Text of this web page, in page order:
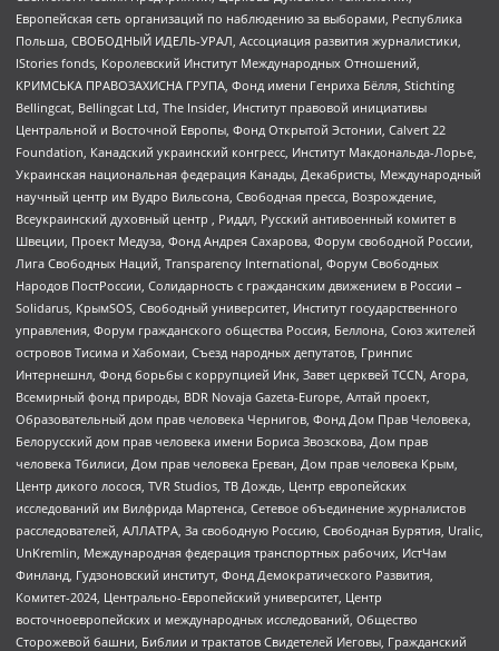
Европейская сеть организаций по наблюдению за выборами, Республика
Польша, СВОБОДНЫЙ ИДЕЛЬ-УРАЛ, Ассоциация развития журналистики,
IStories fonds, Королевский Институт Международных Отношений,
КРИМСЬКА ПРАВОЗАХИСНА ГРУПА, Фонд имени Генриха Бёлля, Stichting
Bellingcat, Bellingcat Ltd, The Insider, Институт правовой инициативы
Центральной и Восточной Европы, Фонд Открытой Эстонии, Calvert 22
Foundation, Канадский украинский конгресс, Институт Макдональда-Лорье,
Украинская национальная федерация Канады, Декабристы, Международный
научный центр им Вудро Вильсона, Свободная пресса, Возрождение,
Всеукраинский духовный центр , Риддл, Русский антивоенный комитет в
Швеции, Проект Медуза, Фонд Андрея Сахарова, Форум свободной России,
Лига Свободных Наций, Transparеncy International, Форум Свободных
Народов ПостРоссии, Солидарность с гражданским движением в России –
Solidarus, КрымSOS, Свободный университет, Институт государственного
управления, Форум гражданского общества Россия, Беллона, Союз жителей
островов Тисима и Хабомаи, Съезд народных депутатов, Гринпис
Интернешнл, Фонд борьбы с коррупцией Инк, Завет церквей TCCN, Агора,
Всемирный фонд природы, BDR Novaja Gazeta-Europe, Алтай проект,
Образовательный дом прав человека Чернигов, Фонд Дом Прав Человека,
Белорусский дом прав человека имени Бориса Звозскова, Дом прав
человека Тбилиси, Дом прав человека Ереван, Дом прав человека Крым,
Центр дикого лосося, TVR Studios, ТВ Дождь, Центр европейских
исследований им Вилфрида Мартенса, Сетевое объединение журналистов
расследователей, АЛЛАТРА, За свободную Россию, Свободная Бурятия, Uralic,
UnKremlin, Международная федерация транспортных рабочих, ИстЧам
Финланд, Гудзоновский институт, Фонд Демократического Развития,
Комитет-2024, Центрально-Европейский университет, Центр
восточноевропейских и международных исследований, Общество
Сторожевой башни, Библии и трактатов Свидетелей Иеговы, Гражданский